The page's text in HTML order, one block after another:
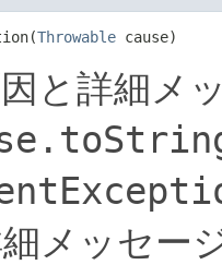
Throwable cause)
と詳細メ
メッセー